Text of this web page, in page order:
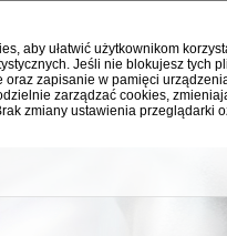
aby ułatwić użytkownikom
Jeśli nie blokujesz tych
oraz zapisanie w pamięci
zarządzać cookies,
zmiany ustawienia przeglądarki